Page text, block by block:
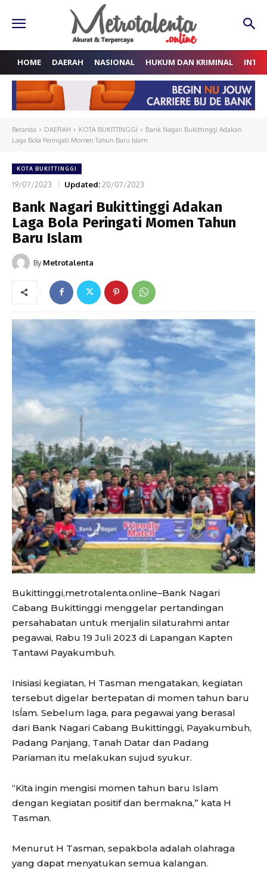
HOME DAERAH NASIONAL HUKUM DAN KRIMINAL
Beranda DAERAH KOTA BUKITTINGGI
Bank Nagari Bukittinggi Adakan
Laga Bola Peringati Momen Tahun Baru Islam
KOTA BUKITTINGGI
19/07/2023 Updated:20/07/2023
Bank Nagari Bukittinggi Adakan
Laga Bola Peringati Momen Tahun
Baru Islam
By Metrotalenta
Bukittinggi,metrotalenta.online–Bank Nagari
Cabang Bukittinggi menggelar pertandingan
persahabatan untuk menjalin silaturahmi antar
pegawai, Rabu 19 Juli 2023 di Lapangan Kapten
Tantawi Payakumbuh.
Inisiasi kegiatan, H Tasman mengatakan, kegiatan
tersebut digelar bertepatan di momen tahun baru
Isĺam. Sebelum laga, para pegawai yang berasal
dari Bank Nagari Cabang Bukittinggi, Payakumbuh,
Padang Panjang, Tanah Datar dan Padang
Pariaman itu melakukan sujud syukur.
“Kita ingin mengisi momen tahun baru Islam
dengan kegiatan positif dan bermakna,” kata H
Tasman.
Menurut H Tasman, sepakbola adalah olahraga
yang dapat menyatukan semua kalangan.